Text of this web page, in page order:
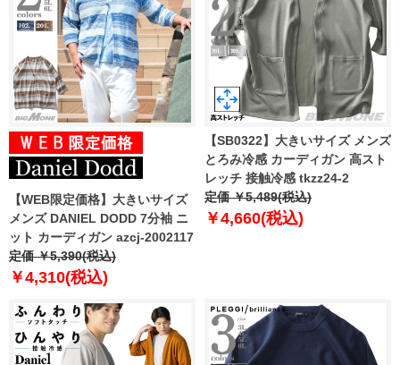
【WEB限定価格】大きいサイズ
メンズ DANIEL DODD 7分袖 ニ
ット カーディガン azcj-2002117
定価 ￥5,390(税込)
￥4,310(税込)
【SB0322】大きいサイズ メンズ
とろみ冷感 カーディガン 高スト
レッチ 接触冷感 tkzz24-2
定価 ￥5,489(税込)
￥4,660(税込)